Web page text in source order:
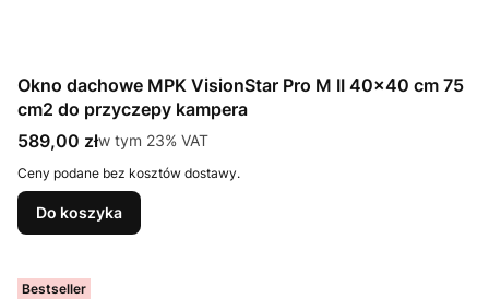
Okno dachowe MPK VisionStar Pro M II 40x40 cm 75
cm2 do przyczepy kampera
Cena brutto
589,00 złw tym %s VAT
w tym 23% VAT
Ceny podane bez kosztów dostawy.
Do koszyka
Bestseller